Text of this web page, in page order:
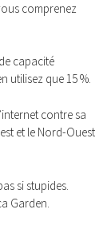
comprenez
capacité
utilisez que 15 %.
contre sa
et le Nord-Ouest
si stupides.
Garden.